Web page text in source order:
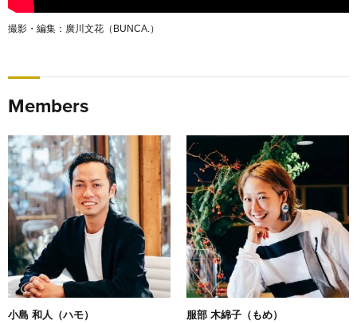
撮影・編集：廣川文花（BUNCA.）
Members
小島 和人（ハモ） 服部 木綿子（もめ）